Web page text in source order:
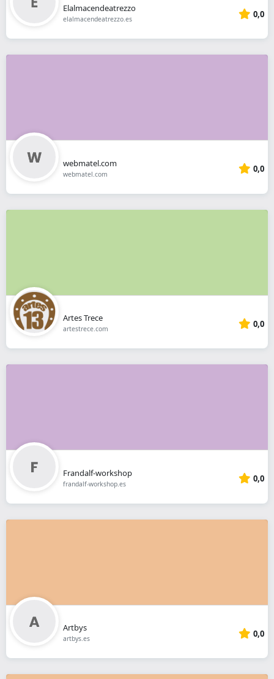
Elalmacendeatrezzo
elalmacendeatrezzo.es 0,0
webmatel.com
webmatel.com 0,0
Artes Trece
artestrece.com 0,0
Frandalf-workshop
frandalf-workshop.es 0,0
Artbys
artbys.es 0,0